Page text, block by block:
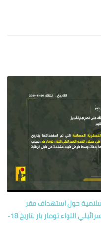
حول‏ استهداف مقر
إقامة قائد سلاح الجو في جيش العدو الإسرائيلي اللواء تومار بار بتاريخ 18-